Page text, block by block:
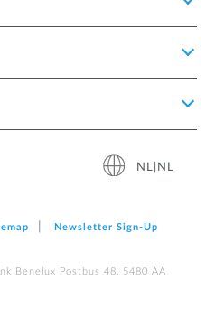
NL|NL
Newsletter Sign‑Up
Benelux Postbus 48, 5480 AA